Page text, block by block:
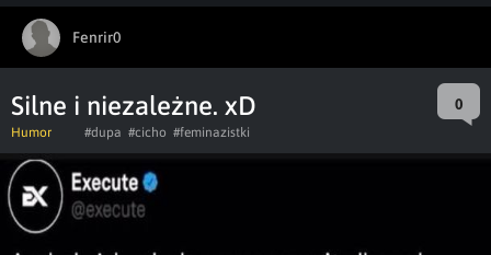
Fenrir0
Silne i niezależne. xD 0
Humor #dupa #cicho #feminazistki